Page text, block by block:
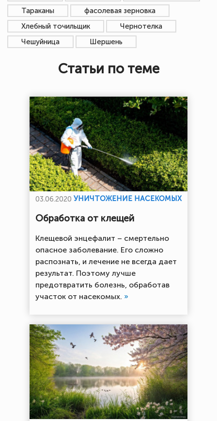
Тараканы
фасолевая зерновка
Хлебный точильщик
Чернотелка
Чешуйница
Шершень
Статьи по теме
03.06.2020 УНИЧТОЖЕНИЕ НАСЕКОМЫХ
Обработка от клещей
Клещевой энцефалит – смертельно
опасное заболевание. Его сложно
распознать, и лечение не всегда дает
результат. Поэтому лучше
предотвратить болезнь, обработав
участок от насекомых. »